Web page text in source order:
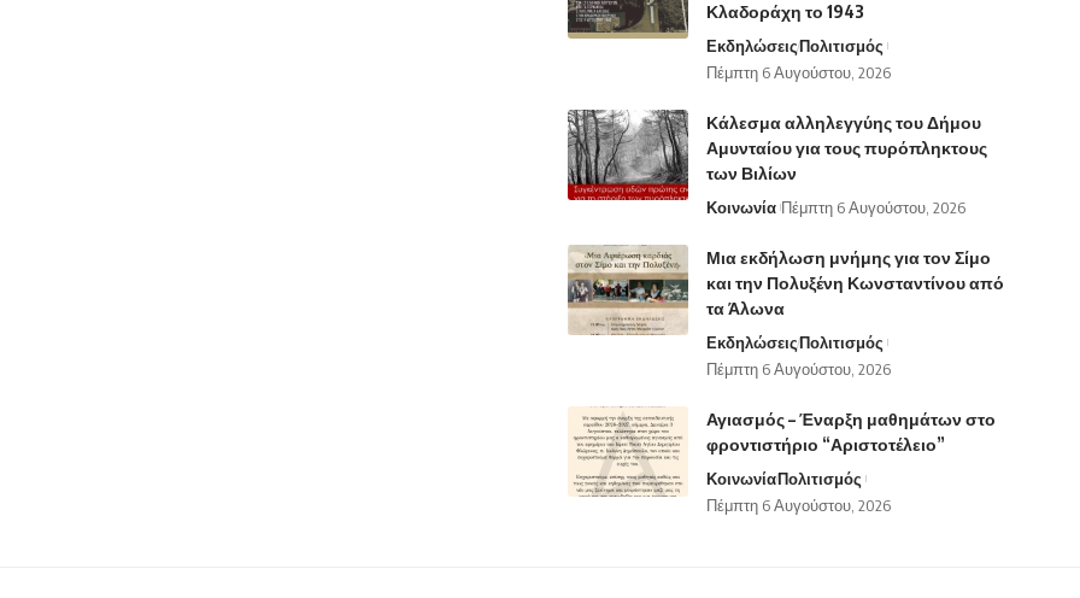
Κλαδοράχη το 1943
ΕκδηλώσειςΠολιτισμός
Πέμπτη 6 Αυγούστου, 2026
Κάλεσμα αλληλεγγύης του Δήμου
Αμυνταίου για τους πυρόπληκτους
των Βιλίων
Κοινωνία Πέμπτη 6 Αυγούστου, 2026
Μια εκδήλωση μνήμης για τον Σίμο
και την Πολυξένη Κωνσταντίνου από
τα Άλωνα
ΕκδηλώσειςΠολιτισμός
Πέμπτη 6 Αυγούστου, 2026
Αγιασμός – Έναρξη μαθημάτων στο
φροντιστήριο “Αριστοτέλειο”
ΚοινωνίαΠολιτισμός
Πέμπτη 6 Αυγούστου, 2026